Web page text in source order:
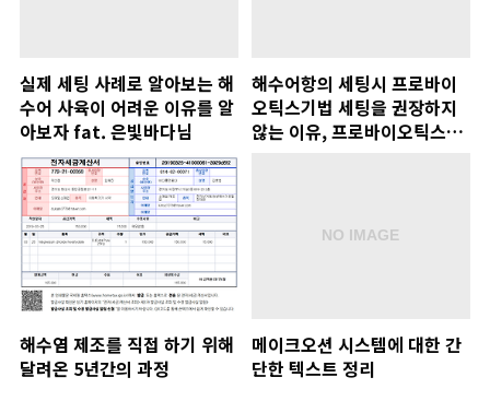
실제 세팅 사례로 알아보는 해
수어 사육이 어려운 이유를 알
아보자 fat. 은빛바다님
해수어항의 세팅시 프로바이
오틱스기법 세팅을 권장하지
않는 이유, 프로바이오틱스를
해수염 제조를 직접 하기 위해
달려온 5년간의 과정
메이크오션 시스템에 대한 간
단한 텍스트 정리